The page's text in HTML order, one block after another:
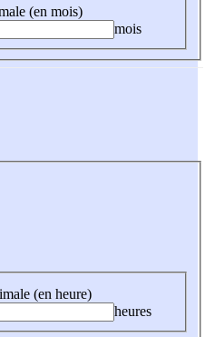
(en mois)
mois
(en heure)
heures